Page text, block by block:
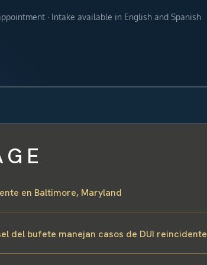
· Intake available in English and Spanish
en Baltimore, Maryland
del bufete manejan casos de DUI reincidente